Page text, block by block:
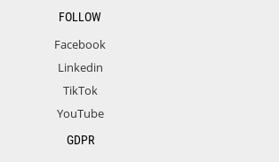
FOLLOW
Facebook
Linkedin
TikTok
YouTube
GDPR